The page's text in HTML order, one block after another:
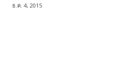
ธ.ค. 4, 2015